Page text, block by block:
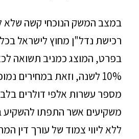
במצב המשק הנוכחי קשה שלא
רכישת נדל"ן מחוץ לישראל
בפרט, המוצג כמניב תשואה
10% לשנה, וזאת במחירים
מספר עשרות אלפי דולרים
משקיעים אשר התפתו להשקיע
ללא ליווי צמוד של עורך דין